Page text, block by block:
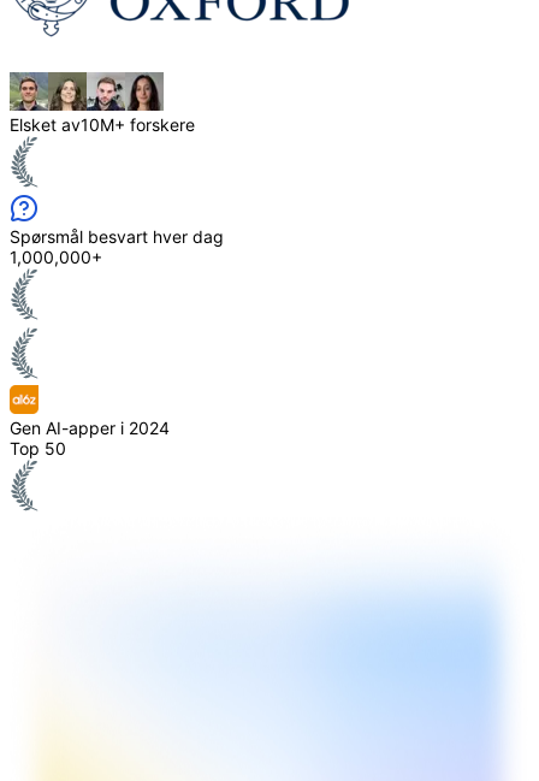
Elsket av10M+ forskere
Spørsmål besvart hver dag
1,000,000+
Gen AI-apper i 2024
Top 50